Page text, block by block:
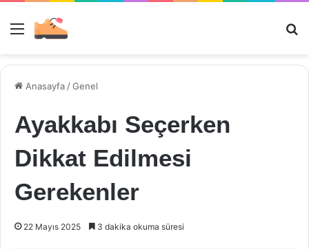
Menü
Anasayfa /Genel
Ayakkabı Seçerken
Dikkat Edilmesi
Gerekenler
22 Mayıs 2025 3 dakika okuma süresi